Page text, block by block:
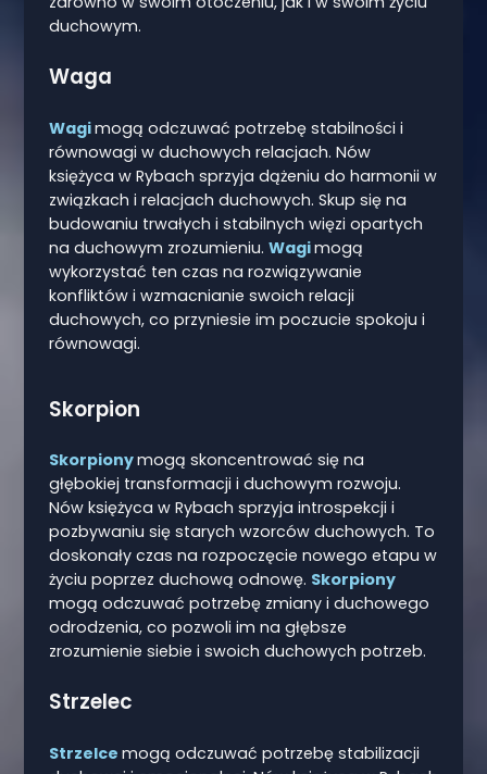
duchowym.
Waga
Wagimogą odczuwać potrzebę stabilności i
równowagi w duchowych relacjach. Nów
księżyca w Rybach sprzyja dążeniu do harmonii w
związkach i relacjach duchowych. Skup się na
budowaniu trwałych i stabilnych więzi opartych
na duchowym zrozumieniu. Wagimogą
wykorzystać ten czas na rozwiązywanie
konfliktów i wzmacnianie swoich relacji
duchowych, co przyniesie im poczucie spokoju i
równowagi.
Skorpion
Skorpionymogą skoncentrować się na
głębokiej transformacji i duchowym rozwoju.
Nów księżyca w Rybach sprzyja introspekcji i
pozbywaniu się starych wzorców duchowych. To
doskonały czas na rozpoczęcie nowego etapu w
życiu poprzez duchową odnowę. Skorpiony
mogą odczuwać potrzebę zmiany i duchowego
odrodzenia, co pozwoli im na głębsze
zrozumienie siebie i swoich duchowych potrzeb.
Strzelec
Strzelce mogą odczuwać potrzebę stabilizacji